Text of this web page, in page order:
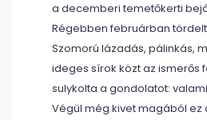
a decemberi temetőkerti
Régebben februárban
Szomorú lázadás, pálinkás,
ideges sírok közt az ismerős
sulykolta a gondolatot:
Végül még kivet magából ez